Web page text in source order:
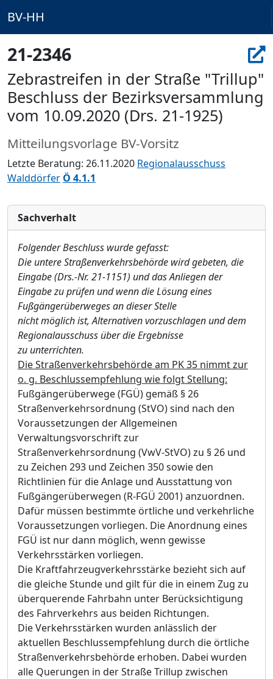
BV-HH
21-2346
Zebrastreifen in der Straße "Trillup"
Beschluss der Bezirksversammlung
vom 10.09.2020 (Drs. 21-1925)
Mitteilungsvorlage BV-Vorsitz
Letzte Beratung: 26.11.2020 Regionalausschuss
Walddörfer Ö 4.1.1
Sachverhalt
Folgender Beschluss wurde gefasst:
Die untere Straßenverkehrsbehörde wird gebeten, die
Eingabe (Drs.-Nr. 21-1151) und das Anliegen der
Eingabe zu prüfen und wenn die Lösung eines
Fußgängerüberweges an dieser Stelle
nicht möglich ist, Alternativen vorzuschlagen und dem
Regionalausschuss über die Ergebnisse
zu unterrichten.
Die Straßenverkehrsbehörde am PK 35 nimmt zur
o. g. Beschlussempfehlung wie folgt Stellung:
Fußgängerüberwege (FGÜ) gemäß § 26
Straßenverkehrsordnung (StVO) sind nach den
Voraussetzungen der Allgemeinen
Verwaltungsvorschrift zur
Straßenverkehrsordnung (VwV-StVO) zu § 26 und
zu Zeichen 293 und Zeichen 350 sowie den
Richtlinien für die Anlage und Ausstattung von
Fußgängerüberwegen (R-FGÜ 2001) anzuordnen.
Dafür müssen bestimmte örtliche und verkehrliche
Voraussetzungen vorliegen. Die Anordnung eines
FGÜ ist nur dann möglich, wenn gewisse
Verkehrsstärken vorliegen.
Die Kraftfahrzeugverkehrsstärke bezieht sich auf
die gleiche Stunde und gilt für die in einem Zug zu
überquerende Fahrbahn unter Berücksichtigung
des Fahrverkehrs aus beiden Richtungen.
Die Verkehrsstärken wurden anlässlich der
aktuellen Beschlussempfehlung durch die örtliche
Straßenverkehrsbehörde erhoben. Dabei wurden
alle Querungen in der Straße Trillup zwischen